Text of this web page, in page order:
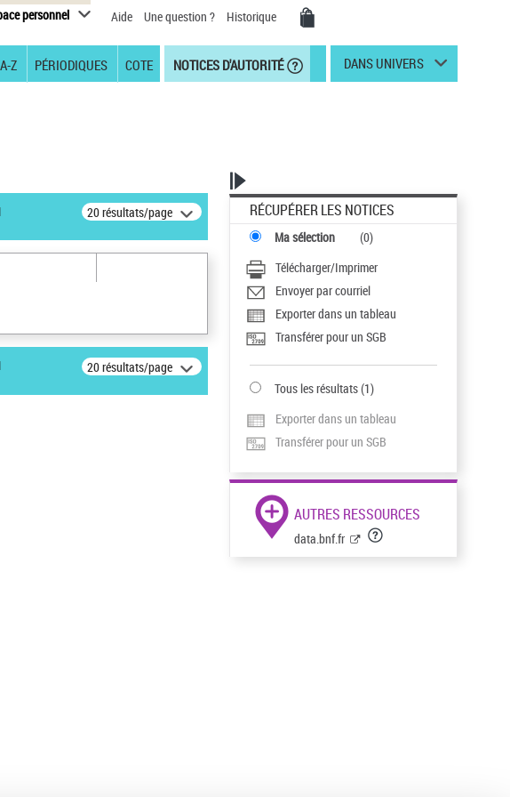
personnel Aide Une question ? Historique
Z PÉRIODIQUES COTE NOTICES D'AUTORITÉ DANS UNIVERS
20 résultats/page
20 résultats/page
RÉCUPÉRER LES NOTICES
Ma sélection (0)
Télécharger/Imprimer
Envoyer par courriel
Exporter dans un tableau
Transférer pour un SGB
Tous les résultats(1)
Exporter dans un tableau
Transférer pour un SGB
AUTRES RESSOURCES
data.bnf.fr